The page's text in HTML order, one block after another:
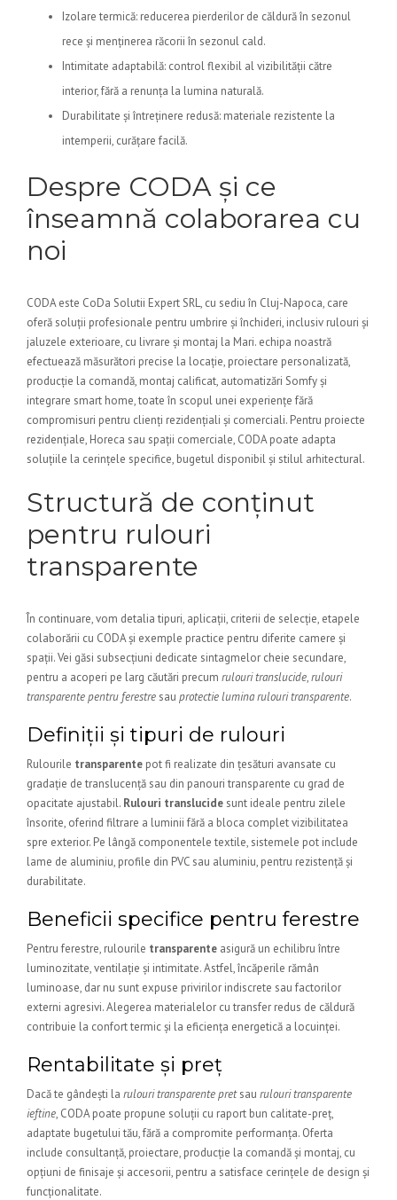
Izolare termică: reducerea pierderilor de căldură în sezonul
rece și menținerea răcorii în sezonul cald.
Intimitate adaptabilă: control flexibil al vizibilității către
interior, fără a renunța la lumina naturală.
Durabilitate și întreținere redusă: materiale rezistente la
intemperii, curățare facilă.
Despre CODA și ce
înseamnă colaborarea cu
noi
CODA este CoDa Solutii Expert SRL, cu sediu în Cluj-Napoca, care
oferă soluții profesionale pentru umbrire și închideri, inclusiv rulouri și
jaluzele exterioare, cu livrare și montaj la Mari. echipa noastră
efectuează măsurători precise la locație, proiectare personalizată,
producție la comandă, montaj calificat, automatizări Somfy și
integrare smart home, toate în scopul unei experiențe fără
compromisuri pentru clienți rezidențiali și comerciali. Pentru proiecte
rezidențiale, Horeca sau spații comerciale, CODA poate adapta
soluțiile la cerințele specifice, bugetul disponibil și stilul arhitectural.
Structură de conținut
pentru rulouri
transparente
În continuare, vom detalia tipuri, aplicații, criterii de selecție, etapele
colaborării cu CODA și exemple practice pentru diferite camere și
spații. Vei găsi subsecțiuni dedicate sintagmelor cheie secundare,
pentru a acoperi pe larg căutări precum rulouri translucide,rulouri
transparente pentru ferestresau protectie lumina rulouri transparente.
Definiții și tipuri de rulouri
Rulourile transparente pot fi realizate din țesături avansate cu
gradație de translucență sau din panouri transparente cu grad de
opacitate ajustabil. Rulouri translucidesunt ideale pentru zilele
însorite, oferind filtrare a luminii fără a bloca complet vizibilitatea
spre exterior. Pe lângă componentele textile, sistemele pot include
lame de aluminiu, profile din PVC sau aluminiu, pentru rezistență și
durabilitate.
Beneficii specifice pentru ferestre
Pentru ferestre, rulourile transparente asigură un echilibru între
luminozitate, ventilație și intimitate. Astfel, încăperile rămân
luminoase, dar nu sunt expuse privirilor indiscrete sau factorilor
externi agresivi. Alegerea materialelor cu transfer redus de căldură
contribuie la confort termic și la eficiența energetică a locuinței.
Rentabilitate și preț
Dacă te gândești la rulouri transparente pretsau rulouri transparente
ieftine, CODA poate propune soluții cu raport bun calitate-preț,
adaptate bugetului tău, fără a compromite performanța. Oferta
include consultanță, proiectare, producție la comandă și montaj, cu
opțiuni de finisaje și accesorii, pentru a satisface cerințele de design și
funcționalitate.